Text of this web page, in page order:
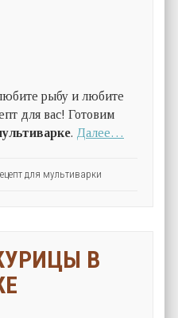
рыбу и любите
для вас! Готовим
. Далее…
для мультиварки
В